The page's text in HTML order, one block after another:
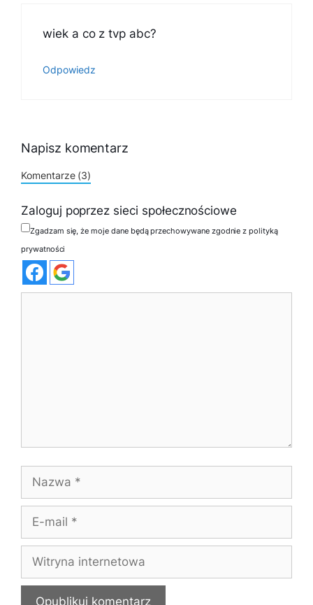
wiek a co z tvp abc?
Odpowiedz
Napisz komentarz
Komentarze (3)
Zaloguj poprzez sieci społecznościowe
Zgadzam się, że moje dane będą przechowywane zgodnie z polityką
prywatności
mail
internetowa